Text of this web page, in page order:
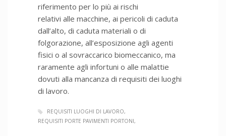
riferimento per lo più ai rischi
relativi alle macchine, ai pericoli di caduta
dall’alto, di caduta materiali o di
folgorazione, all’esposizione agli agenti
fisici o al sovraccarico biomeccanico, ma
raramente agli infortuni o alle malattie
dovuti alla mancanza di requisiti dei luoghi
di lavoro.
REQUISITI LUOGHI DI LAVORO
REQUISITI PORTE PAVIMENTI PORTONI